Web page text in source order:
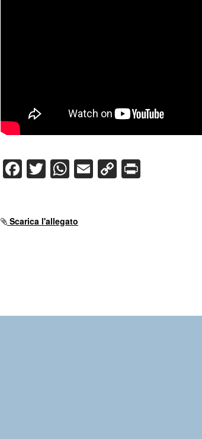
Facebook
Twitter
WhatsApp
Email
Copy
Link
Scarica l'allegato